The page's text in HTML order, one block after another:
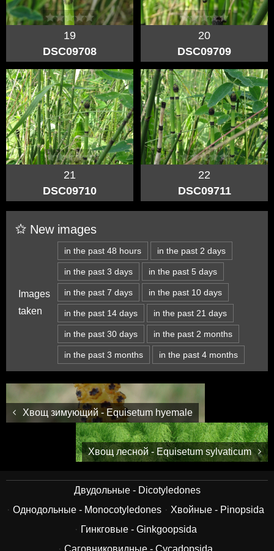
19
DSC09708
20
DSC09709
21
DSC09710
22
DSC09711
New images
Images
taken
in the past 48 hours in the past 2 days
in the past 3 days in the past 5 days
in the past 7 days in the past 10 days
in the past 14 days in the past 21 days
in the past 30 days in the past 2 months
in the past 3 months in the past 4 months
Хвощ зимующий - Equisetum hyemale
Хвощ лесной - Equisetum sylvaticum
Двудольные - Dicotyledones
Однодольные - Monocotyledones
Хвойные - Pinopsida
Гинкговые - Ginkgoopsida
Саговниковидные - Cycadopsida